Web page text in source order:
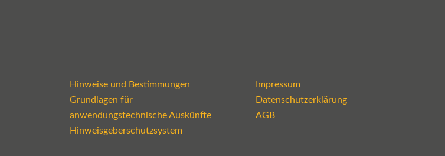
Hinweise und Bestimmungen
Grundlagen für
anwendungstechnische Auskünfte
Hinweisgeberschutzsystem
Impressum
Datenschutzerklärung
AGB